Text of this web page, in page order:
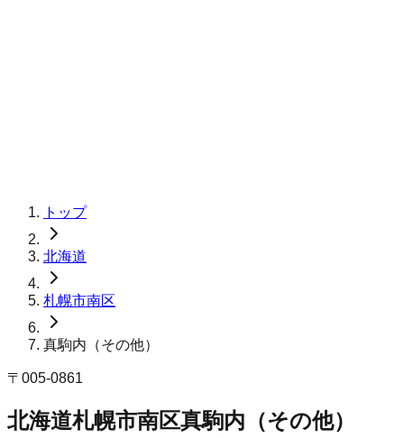
トップ
北海道
札幌市南区
真駒内（その他）
〒 005-0861
北海道札幌市南区真駒内（その他）